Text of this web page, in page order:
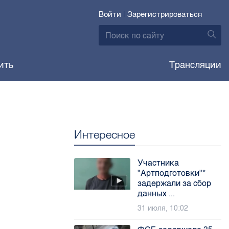
Войти | Зарегистрироваться
Трансляции
Интересное
Участника
"Артподготовки"*
задержали за сбор
данных ...
31 июля, 10:02